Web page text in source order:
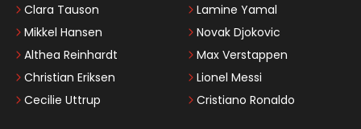
Clara Tauson
Mikkel Hansen
Althea Reinhardt
Christian Eriksen
Cecilie Uttrup
Lamine Yamal
Novak Djokovic
Max Verstappen
Lionel Messi
Cristiano Ronaldo